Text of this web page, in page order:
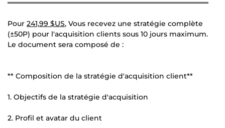
════════════════════════════════════════
Pour 241,99 $US, Vous recevez une stratégie complète
(±50P) pour l'acquisition clients sous 10 jours maximum.
Le document sera composé de :
** Composition de la stratégie d'acquisition client**
1. Objectifs de la stratégie d'acquisition
2. Profil et avatar du client